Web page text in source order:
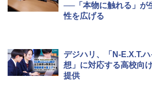
──「本物に触れる」が
性を広げる
デジハリ、「N-E.X.T.
想」に対応する高校向
提供